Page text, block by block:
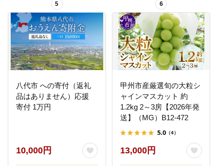
5
八代市 への寄付（返礼
品はありません）応援
寄付 1万円
10,000円
6
甲州市産厳選旬の大粒シ
ャインマスカット 約
1.2kg 2～3房【2026年発
送】（MG）B12-472
5.0 （4）
13,000円